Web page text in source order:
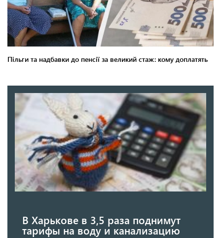
В Харькове в 3,5 раза поднимут
тарифы на воду и канализацию